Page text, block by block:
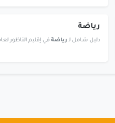
رياضة
دليل شامل لـ رياضة في إقليم الناظور لعام